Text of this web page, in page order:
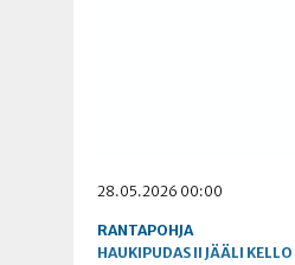
28.05.2026 00:00
RANTAPOHJA
HAUKIPUDAS II JÄÄLI KELLO